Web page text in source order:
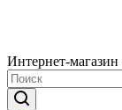
Интернет-магазин